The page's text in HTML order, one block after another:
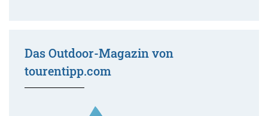
Das Outdoor-Magazin von
tourentipp.com